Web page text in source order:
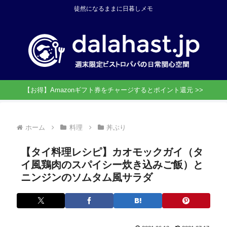
徒然になるままに日暮しメモ
【お得】Amazonギフト券をチャージするとポイント還元 >>
ホーム 料理 丼ぶり
【タイ料理レシピ】カオモックガイ（タ
イ風鶏肉のスパイシー炊き込みご飯）と
ニンジンのソムタム風サラダ